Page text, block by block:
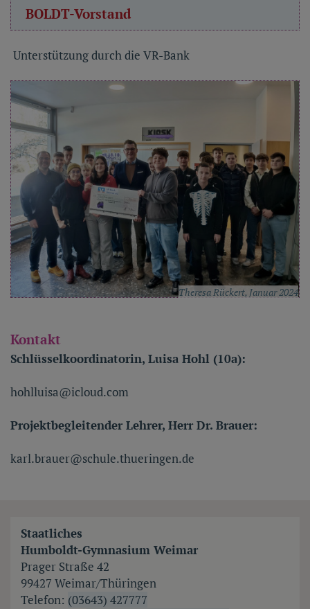
BOLDT-Vorstand
Unterstützung durch die VR-Bank
Theresa Rückert, Januar 2024
Kontakt
Schlüsselkoordinatorin, Luisa Hohl (10a):
hohlluisa@icloud.com
Projektbegleitender Lehrer, Herr Dr. Brauer:
karl.brauer@schule.thueringen.de
Staatliches
Humboldt-Gymnasium Weimar
Prager Straße 42
99427 Weimar/Thüringen
Telefon: (03643) 427777